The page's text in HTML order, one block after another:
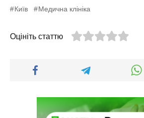
Київ Медична клініка
Оцініть статтю